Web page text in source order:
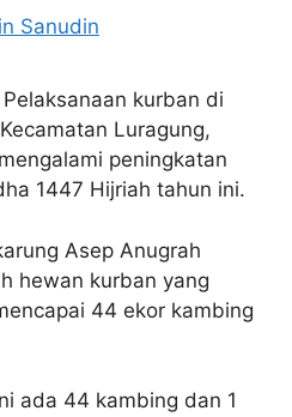
Sanudin
kurban di
Luragung,
peningkatan
1447 Hijriah tahun ini.
Asep Anugrah
hewan kurban yang
44 ekor kambing
ada 44 kambing dan 1